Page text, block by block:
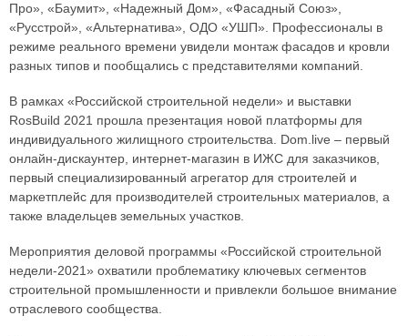
Про», «Баумит», «Надежный Дом», «Фасадный Союз»,
«Русстрой», «Альтернатива», ОДО «УШП». Профессионалы в
режиме реального времени увидели монтаж фасадов и кровли
разных типов и пообщались с представителями компаний.
В рамках «Российской строительной недели» и выставки
RosBuild 2021 прошла презентация новой платформы для
индивидуального жилищного строительства. Dom.live – первый
онлайн-дискаунтер, интернет-магазин в ИЖС для заказчиков,
первый специализированный агрегатор для строителей и
маркетплейс для производителей строительных материалов, а
также владельцев земельных участков.
Мероприятия деловой программы «Российской строительной
недели-2021» охватили проблематику ключевых сегментов
строительной промышленности и привлекли большое внимание
отраслевого сообщества.